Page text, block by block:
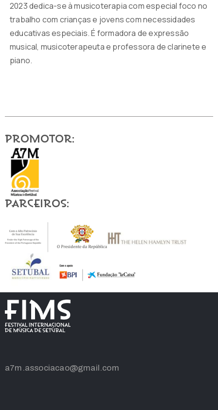
2023 dedica-se à musicoterapia com especial foco no
trabalho com crianças e jovens com necessidades
educativas especiais. É formadora de expressão
musical, musicoterapeuta e professora de clarinete e
piano.
Promotor:
Parceiros:
a7m.associacao@gmail.com